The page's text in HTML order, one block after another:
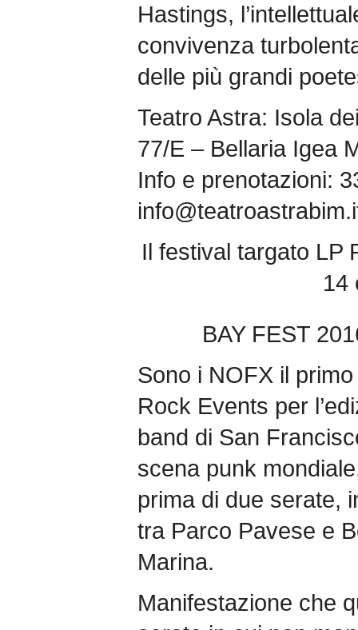
Hastings,
convivenza
delle più grandi
Teatro Astra: Isola
77/E – Bellaria Igea
Info e prenotazioni:
Il festival targato LP
14
BAY FEST
Sono i NOFX il
Rock Events per
band di San
scena punk
prima di due serate,
tra Parco Pavese e
Marina.
Manifestazione che